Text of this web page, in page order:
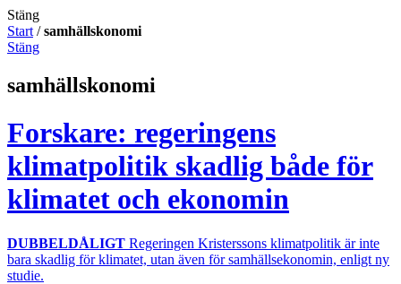
Stäng
Start /samhällskonomi
Stäng
samhällskonomi
Forskare: regeringens
klimatpolitik skadlig både för
klimatet och ekonomin
DUBBELDÅLIGT Regeringen Kristerssons klimatpolitik är inte
bara skadlig för klimatet, utan även för samhällsekonomin, enligt ny
studie.